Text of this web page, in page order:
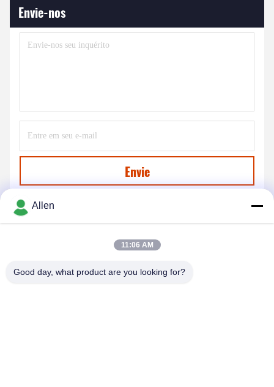
Envie-nos
Envie
DONGGUAN MENTO INTELLIGENT TECHNOLOGY CO.,
Allen
11:06 AM
Good day, what product are you looking for?